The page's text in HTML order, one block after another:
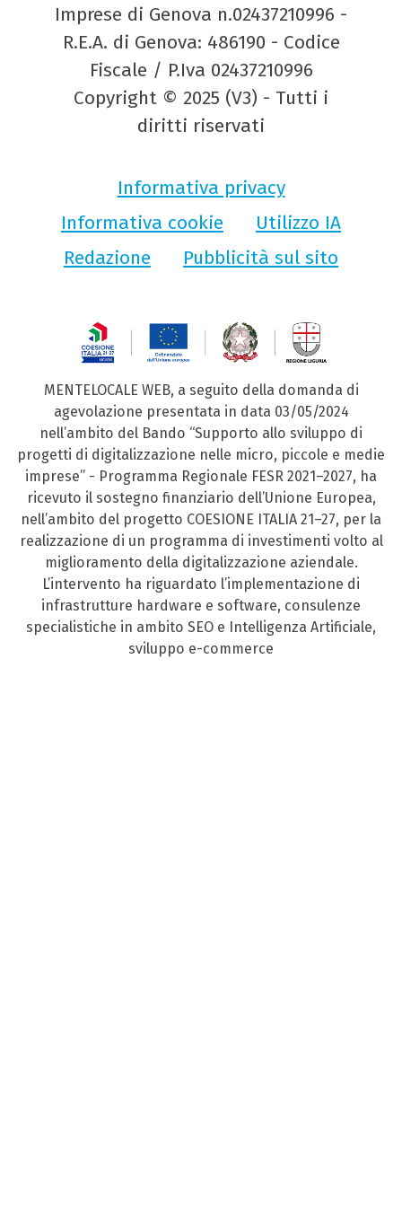
Imprese di Genova n.02437210996 -
R.E.A. di Genova: 486190 - Codice
Fiscale / P.Iva 02437210996
Copyright © 2025 (V3) - Tutti i
diritti riservati
Informativa privacy
Informativa cookie
Utilizzo IA
Redazione
Pubblicità sul sito
MENTELOCALE WEB, a seguito della domanda di
agevolazione presentata in data 03/05/2024
nell’ambito del Bando “Supporto allo sviluppo di
progetti di digitalizzazione nelle micro, piccole e medie
imprese” - Programma Regionale FESR 2021–2027, ha
ricevuto il sostegno finanziario dell’Unione Europea,
nell’ambito del progetto COESIONE ITALIA 21–27, per la
realizzazione di un programma di investimenti volto al
miglioramento della digitalizzazione aziendale.
L’intervento ha riguardato l’implementazione di
infrastrutture hardware e software, consulenze
specialistiche in ambito SEO e Intelligenza Artificiale,
sviluppo e-commerce